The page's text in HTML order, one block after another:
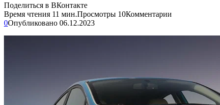
Поделиться в ВКонтакте
Время чтения 11 мин.Просмотры 10Комментарии
0Опубликовано 06.12.2023